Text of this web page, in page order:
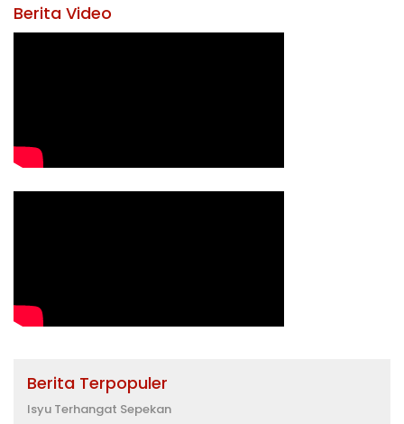
Berita Video
Berita Terpopuler
Isyu Terhangat Sepekan